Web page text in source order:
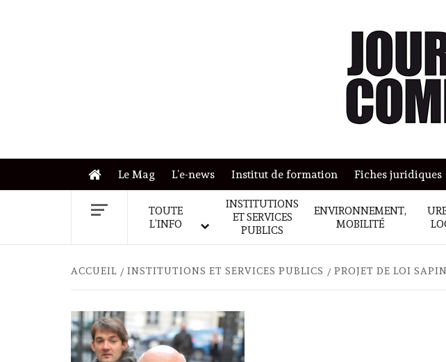
Le Mag L’e-news Institut de formation Fiches juridiques
TOUTE
L’INFO
INSTITUTIONS
ET SERVICES
PUBLICS
ENVIRONNEMENT,
MOBILITÉ
ACCUEIL INSTITUTIONS ET SERVICES PUBLICS PROJET DE LOI